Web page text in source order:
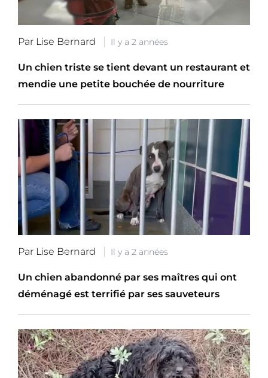
Par Lise Bernard Il y a 2 années
Un chien triste se tient devant un restaurant et
mendie une petite bouchée de nourriture
Par Lise Bernard Il y a 2 années
Un chien abandonné par ses maîtres qui ont
déménagé est terrifié par ses sauveteurs